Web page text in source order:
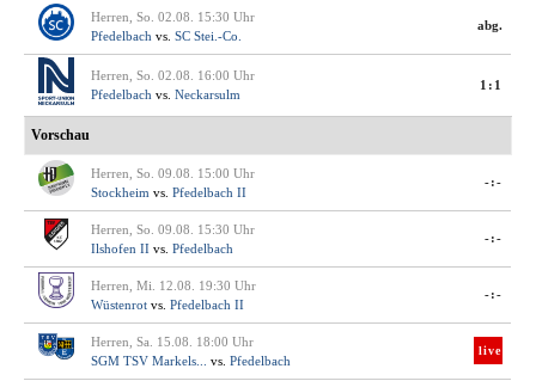
Herren, So. 02.08. 15:30 Uhr
Pfedelbach vs. SC Stei.-Co.
abg.
Herren, So. 02.08. 16:00 Uhr
Pfedelbach vs. Neckarsulm
1:1
Vorschau
Herren, So. 09.08. 15:00 Uhr
Stockheim vs. Pfedelbach II
-:-
Herren, So. 09.08. 15:30 Uhr
Ilshofen II vs. Pfedelbach
-:-
Herren, Mi. 12.08. 19:30 Uhr
Wüstenrot vs. Pfedelbach II
-:-
Herren, Sa. 15.08. 18:00 Uhr
SGM TSV Markels...
vs. Pfedelbach
live